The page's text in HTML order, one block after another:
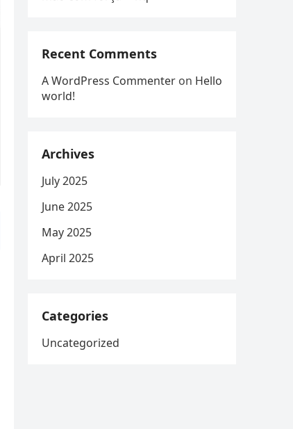
Recent Comments
A WordPress Commenter on Hello
world!
Archives
July 2025
June 2025
May 2025
April 2025
Categories
Uncategorized